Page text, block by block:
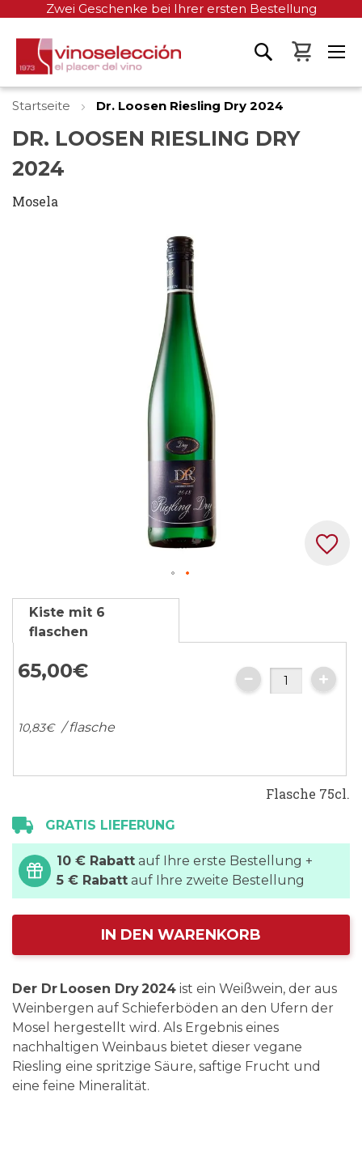
Zwei Geschenke bei Ihrer ersten Bestellung
Mein
Startseite Dr. Loosen Riesling Dry 2024
DR. LOOSEN RIESLING DRY
2024
Mosela
Zum
Anfang
der
springen
Kiste mit 6
flaschen
65,00€
10,83€ / flasche
Flasche 75cl.
GRATIS LIEFERUNG
10 € Rabatt auf Ihre erste Bestellung +
5 € Rabatt auf Ihre zweite Bestellung
IN DEN WARENKORB
Der Dr Loosen Dry 2024 ist ein Weißwein, der aus
Weinbergen auf Schieferböden an den Ufern der
Mosel hergestellt wird. Als Ergebnis eines
nachhaltigen Weinbaus bietet dieser vegane
Riesling eine spritzige Säure, saftige Frucht und
eine feine Mineralität.